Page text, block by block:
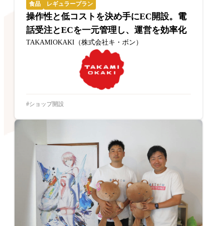
食品 レギュラープラン
操作性と低コストを決め手にEC開設。電
話受注とECを一元管理し、運営を効率化
TAKAMIOKAKI（株式会社キ・ボン）
ショップ開設